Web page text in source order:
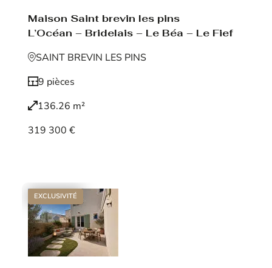
Maison Saint brevin les pins
L’Océan – Bridelais – Le Béa – Le Fief
SAINT BREVIN LES PINS
9 pièces
136.26 m²
319 300 €
EXCLUSIVITÉ